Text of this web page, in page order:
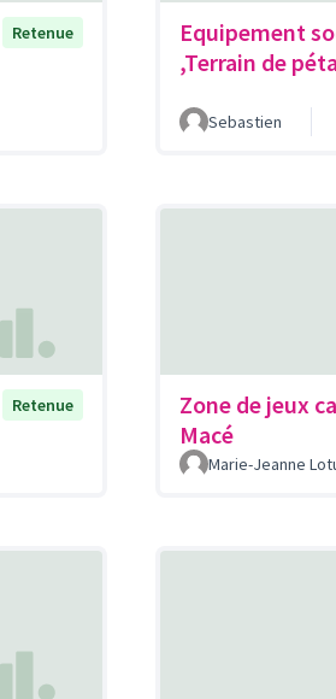
Retenue
Equipement
,Terrain de
Sebastien
Retenue
Zone de jeux
Macé
Marie-Jeanne